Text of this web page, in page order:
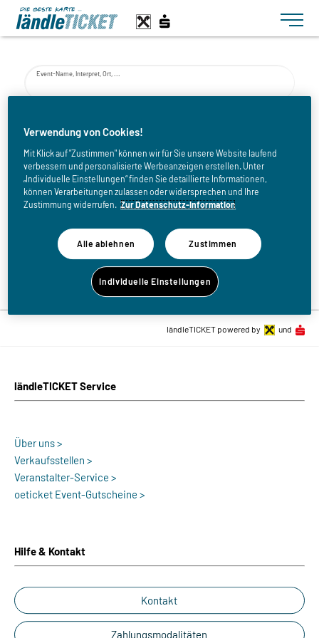
Toggle
Event-Name, Interpret, Ort, ...
bis
Zurück zur Eventliste
ländleTICKET Service
Über uns >
Verkaufsstellen >
Veranstalter-Service >
oeticket Event-Gutscheine >
Hilfe & Kontakt
Kontakt
Zahlungsmodalitäten
ländleTICKET powered by und
Verwendung von Cookies!
Mit Klick auf "Zustimmen" können wir für Sie unsere Website laufend
verbessern und personalisierte Werbeanzeigen erstellen. Unter
„Individuelle Einstellungen“ finden Sie detaillierte Informationen,
können Verarbeitungen zulassen oder widersprechen und Ihre
Zustimmung widerrufen. Zur Datenschutz-Information
Alle ablehnen Zustimmen
Individuelle Einstellungen